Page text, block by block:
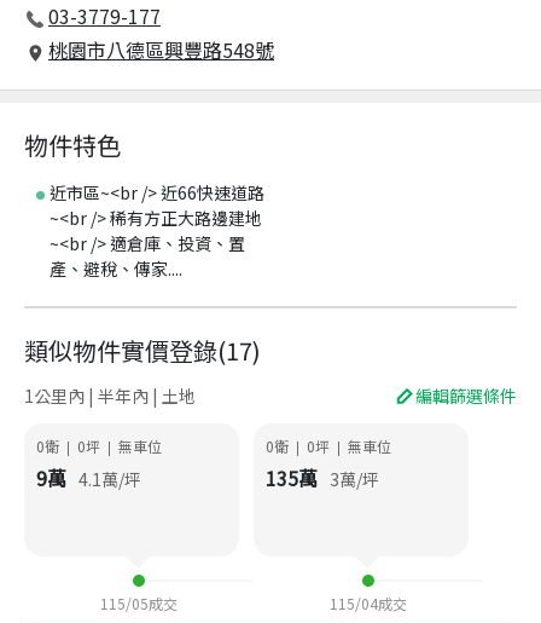
03-3779-177
桃園市八德區興豐路548號
物件特色
近市區~<br /> 近66快速道路
~<br /> 稀有方正大路邊建地
~<br /> 適倉庫、投資、置
產、避稅、傳家....
類似物件實價登錄(17)
1公里內 | 半年內 | 土地 編輯篩選條件
0衛 | 0坪 | 無車位
9萬 4.1萬/坪
115/05成交
0衛 | 0坪 | 無車位
135萬 3萬/坪
115/04成交